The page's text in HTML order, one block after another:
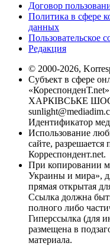
Договор
Политика в сфере
данных
Пользовательское
Редакция
© 2000-2026,
Субъект в сфере
ХАРКІВСЬКЕ
Идентификатор
Использование
сайте,
Корреспондент.net.
При копировании
Украины и мира»,
прямая открытая
Ссылка должна
полного либо
Гиперссылка (для
размещена в
материала.